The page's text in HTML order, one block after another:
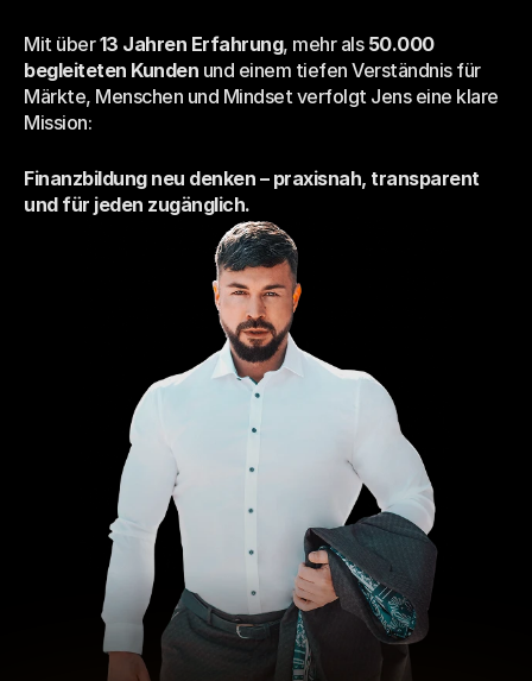
Mit über 13 Jahren Erfahrung, mehr als 50.000
begleiteten Kunden und einem tiefen Verständnis für
Märkte, Menschen und Mindset verfolgt Jens eine klare
Mission:
Finanzbildung neu denken – praxisnah, transparent
und für jeden zugänglich.